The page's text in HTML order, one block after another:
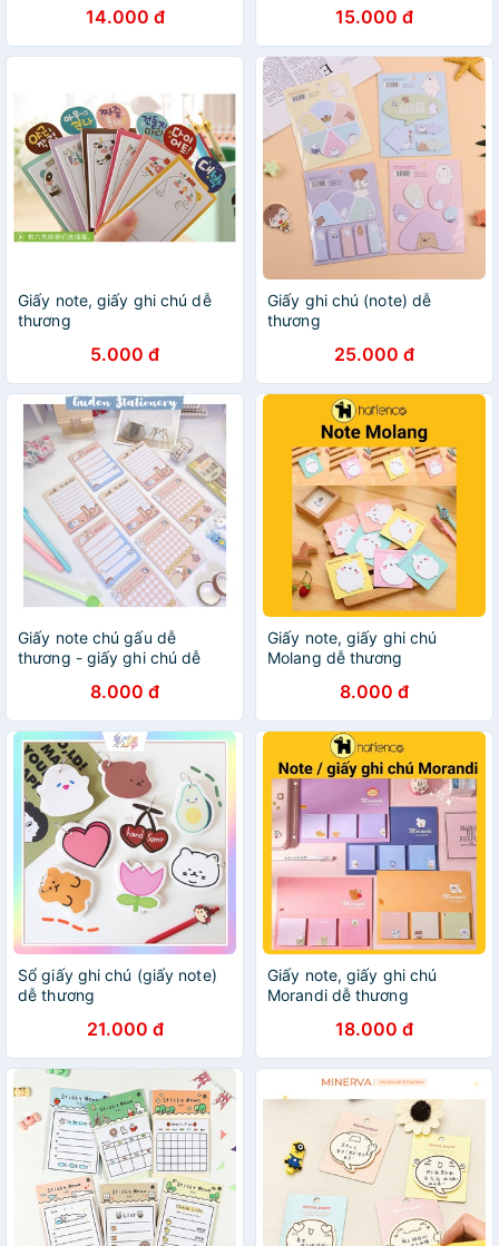
14.000 đ 15.000 đ
Giấy note, giấy ghi chú dễ
thương
5.000 đ
Giấy ghi chú (note) dễ
thương
25.000 đ
Giấy note chú gấu dễ
thương - giấy ghi chú dễ
8.000 đ
Giấy note, giấy ghi chú
Molang dễ thương
8.000 đ
Sổ giấy ghi chú (giấy note)
dễ thương
21.000 đ
Giấy note, giấy ghi chú
Morandi dễ thương
18.000 đ